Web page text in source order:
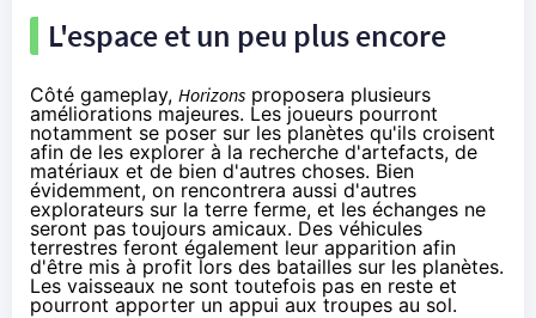
L'espace et un peu plus encore
Côté gameplay, Horizons proposera plusieurs
améliorations majeures. Les joueurs pourront
notamment se poser sur les planètes qu'ils croisent
afin de les explorer à la recherche d'artefacts, de
matériaux et de bien d'autres choses. Bien
évidemment, on rencontrera aussi d'autres
explorateurs sur la terre ferme, et les échanges ne
seront pas toujours amicaux. Des véhicules
terrestres feront également leur apparition afin
d'être mis à profit lors des batailles sur les planètes.
Les vaisseaux ne sont toutefois pas en reste et
pourront apporter un appui aux troupes au sol.